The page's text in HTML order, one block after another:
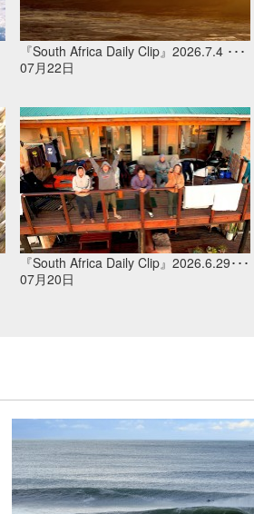
『South Africa Daily Clip』2026.7.4 ･･･
07月22日
『South Africa Daily Clip』2026.6.29･･･
07月20日